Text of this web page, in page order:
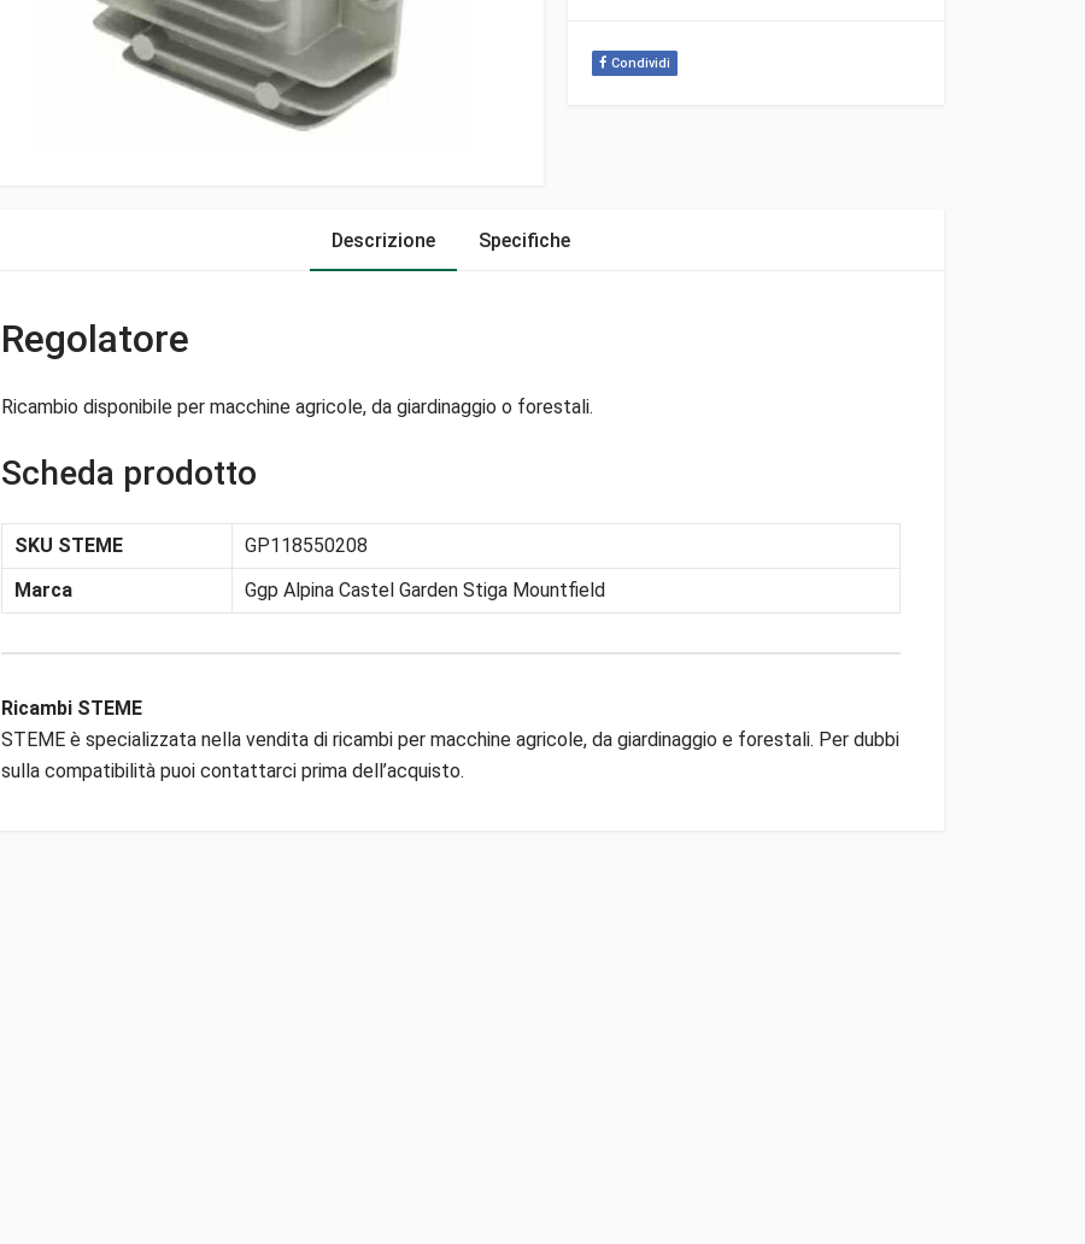
Condividi
Descrizione Specifiche
Regolatore
Ricambio disponibile per macchine agricole, da giardinaggio o forestali.
Scheda prodotto
SKU STEME
GP118550208
Marca
Ggp Alpina Castel Garden Stiga Mountfield
Ricambi STEME
STEME è specializzata nella vendita di ricambi per macchine agricole, da giardinaggio e forestali. Per dubbi
sulla compatibilità puoi contattarci prima dell’acquisto.